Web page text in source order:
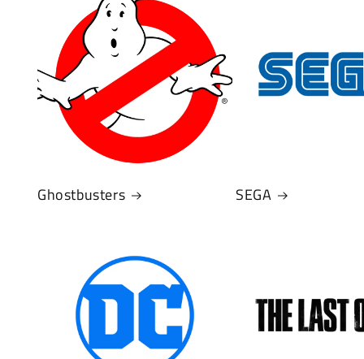
Ghostbusters SEGA